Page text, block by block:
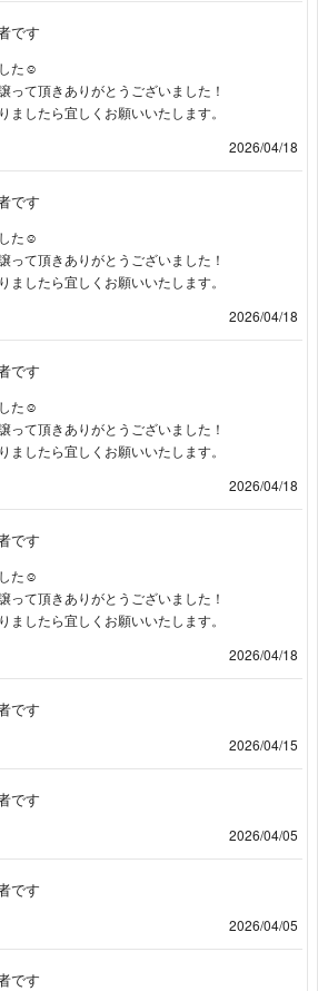
です
た☺︎
って頂きありがとうございました！
ましたら宜しくお願いいたします。
2026/04/18
です
た☺︎
って頂きありがとうございました！
ましたら宜しくお願いいたします。
2026/04/18
です
た☺︎
って頂きありがとうございました！
ましたら宜しくお願いいたします。
2026/04/18
です
た☺︎
って頂きありがとうございました！
ましたら宜しくお願いいたします。
2026/04/18
です
2026/04/15
です
2026/04/05
です
2026/04/05
です